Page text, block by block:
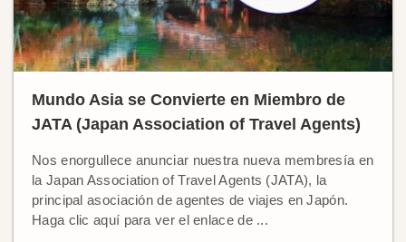
Mundo Asia se Convierte en Miembro de
JATA (Japan Association of Travel Agents)
Nos enorgullece anunciar nuestra nueva membresía en
la Japan Association of Travel Agents (JATA), la
principal asociación de agentes de viajes en Japón.
Haga clic aquí para ver el enlace de ...